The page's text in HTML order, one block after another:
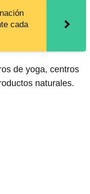
cada
de yoga, centros
naturales.